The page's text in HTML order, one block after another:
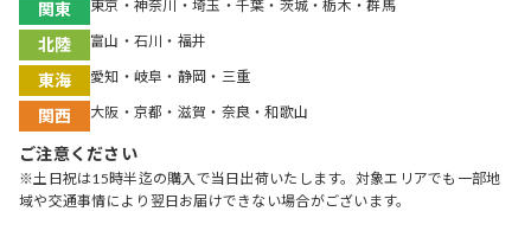
関東 東京・神奈川・埼玉・千葉・茨城・栃木・群馬
北陸 富山・石川・福井
東海 愛知・岐阜・静岡・三重
関西 大阪・京都・滋賀・奈良・和歌山
ご注意ください
※土日祝は15時半迄の購入で当日出荷いたします。対象エリアでも一部地
域や交通事情により翌日お届けできない場合がございます。